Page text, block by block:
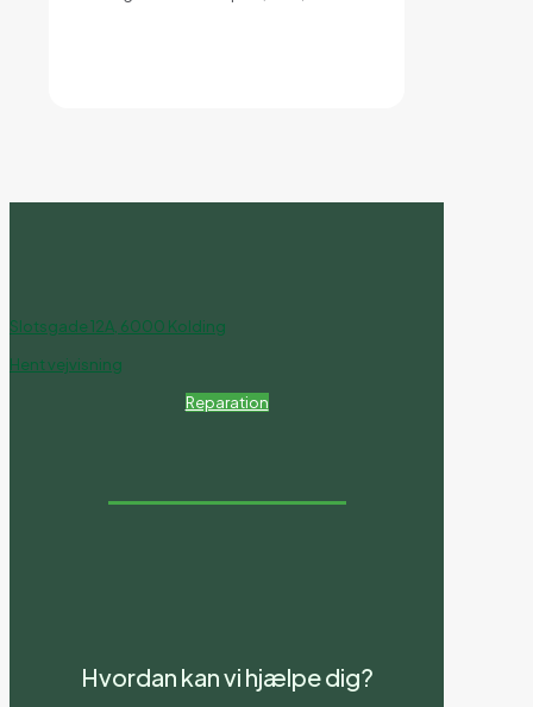
Slotsgade 12A, 6000 Kolding
Hent vejvisning
Reparation
Hvordan kan vi hjælpe dig?